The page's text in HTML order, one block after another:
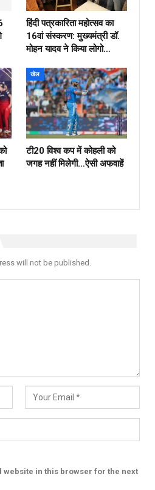
हिंदी पत्रकारिता महोत्सव का
16वां संस्करण: मुख्यमंत्री डॉ.
मोहन यादव ने किया लोगो…
खेल
टी20 विश्व कप में कोहली को
जगह नहीं मिलेगी…ऐसी अफवाहें
will not be published.
website in this browser for the next